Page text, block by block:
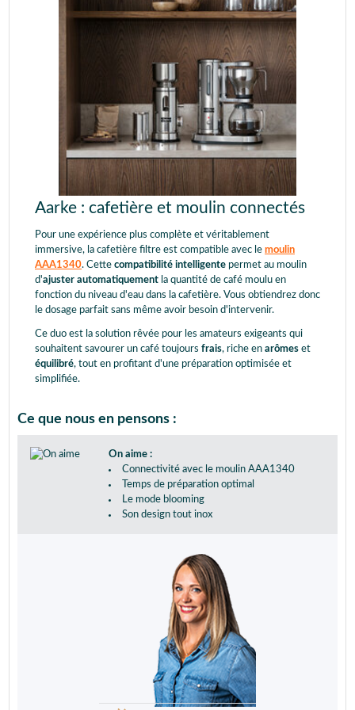
Aarke : cafetière et moulin connectés
Pour une expérience plus complète et véritablement
immersive, la cafetière filtre est compatible avec le moulin
AAA1340. Cette compatibilité intelligente permet au moulin
d'ajuster automatiquement la quantité de café moulu en
fonction du niveau d'eau dans la cafetière. Vous obtiendrez donc
le dosage parfait sans même avoir besoin d'intervenir.
Ce duo est la solution rêvée pour les amateurs exigeants qui
souhaitent savourer un café toujours frais, riche en arômes et
équilibré, tout en profitant d'une préparation optimisée et
simplifiée.
Ce que nous en pensons :
On aime :
Connectivité avec le moulin AAA1340
Temps de préparation optimal
Le mode blooming
Son design tout inox